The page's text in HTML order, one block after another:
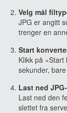
Velg mål
JPG er angitt
trenger en
Start
Klikk på
sekunder,
Last ned
Last ned den
slettet fra